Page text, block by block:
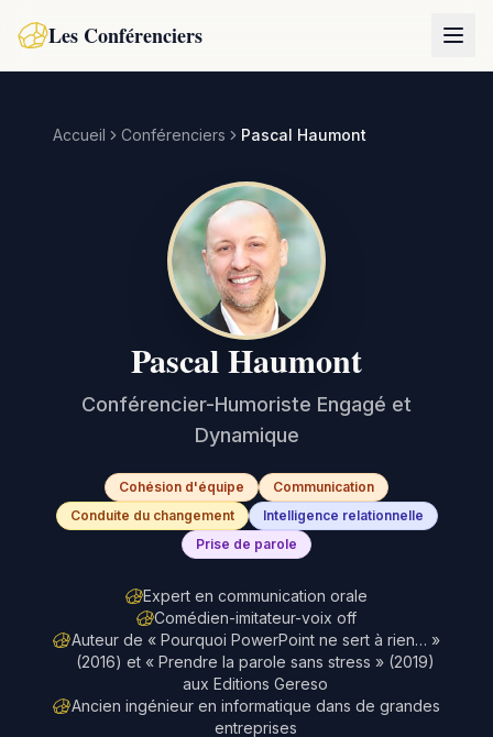
Les Conférenciers
Accueil Conférenciers Pascal Haumont
Pascal Haumont
Conférencier-Humoriste Engagé et
Dynamique
Cohésion d'équipe
Communication
Conduite du changement
Intelligence relationnelle
Prise de parole
Expert en communication orale
Comédien-imitateur-voix off
Auteur de « Pourquoi PowerPoint ne sert à rien… »
(2016) et « Prendre la parole sans stress » (2019)
aux Editions Gereso
Ancien ingénieur en informatique dans de grandes
entreprises